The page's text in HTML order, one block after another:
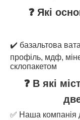
❓ Які
✔️ базальтова
профіль, мдф,
склопакетом
❓ В які
✅ Наша компанія